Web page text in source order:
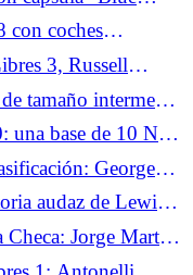
y Kimi Antonelli
con coches
de progresión.
3, Russell
tamaño intermedio
una base de 10 Nm
George
Lewis Hamilton
audaz de Lewis
Jorge Martín
su lesión